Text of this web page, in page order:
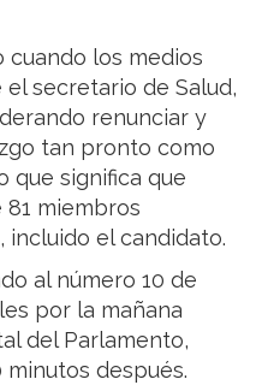
cuando los medios
secretario de Salud,
renunciar y
tan pronto como
que significa que
miembros
incluido el candidato.
al número 10 de
por la mañana
del Parlamento,
después.